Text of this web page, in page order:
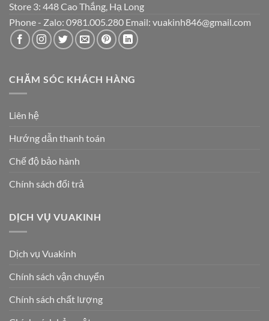
Store 3: 448 Cao Thắng, Hạ Long
Phone - Zalo: 0981.005.280 Email: vuakinh846@gmail.com
CHĂM SÓC KHÁCH HÀNG
Liên hệ
Hướng dẫn thanh toán
Chế độ bảo hành
Chính sách đổi trả
DỊCH VỤ VUAKINH
Dịch vụ Vuakinh
Chính sách vận chuyển
Chính sách chất lượng